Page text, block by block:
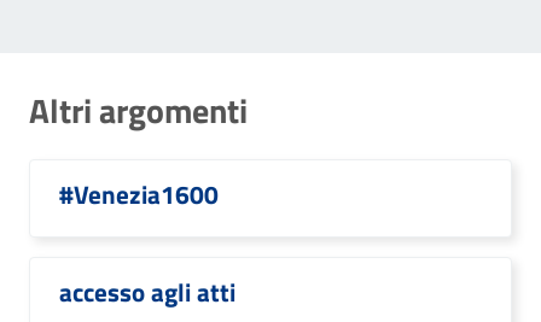
Altri argomenti
#Venezia1600
accesso agli atti